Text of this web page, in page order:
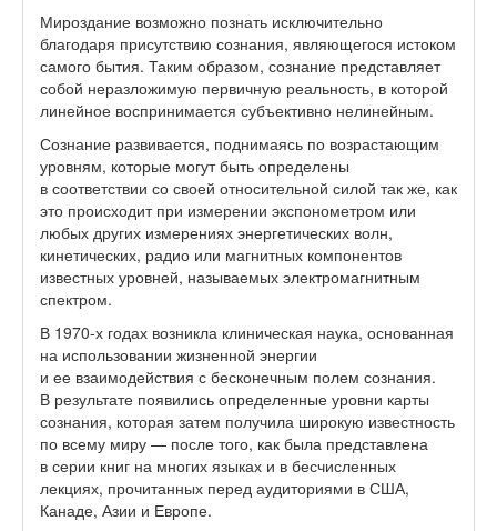
Мироздание возможно познать исключительно
благодаря присутствию сознания, являющегося истоком
самого бытия. Таким образом, сознание представляет
собой неразложимую первичную реальность, в которой
линейное воспринимается субъективно нелинейным.
Сознание развивается, поднимаясь по возрастающим
уровням, которые могут быть определены
в соответствии со своей относительной силой так же, как
это происходит при измерении экспонометром или
любых других измерениях энергетических волн,
кинетических, радио или магнитных компонентов
известных уровней, называемых электромагнитным
спектром.
В 1970-х годах возникла клиническая наука, основанная
на использовании жизненной энергии
и ее взаимодействия с бесконечным полем сознания.
В результате появились определенные уровни карты
сознания, которая затем получила широкую известность
по всему миру — после того, как была представлена
в серии книг на многих языках и в бесчисленных
лекциях, прочитанных перед аудиториями в США,
Канаде, Азии и Европе.